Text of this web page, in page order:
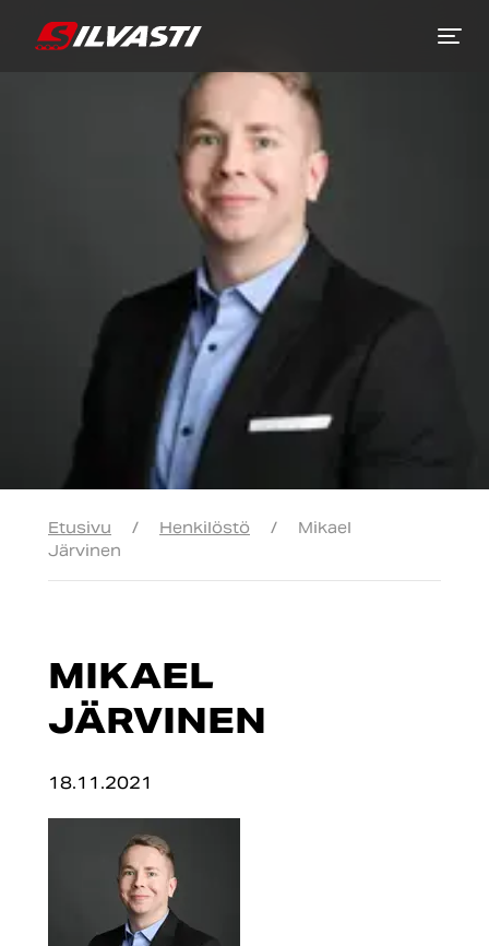
Etusivu / Henkilöstö /
Mikael
Järvinen
MIKAEL
JÄRVINEN
18.11.2021